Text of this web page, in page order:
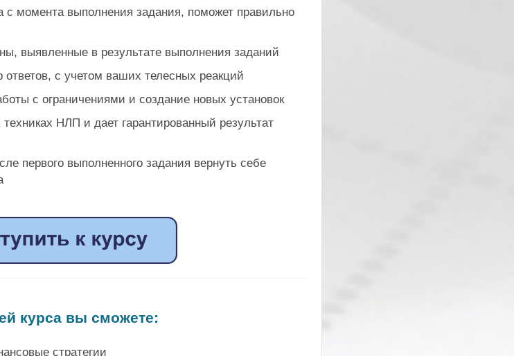
с момента выполнения задания, поможет правильно
выявленные в результате выполнения заданий
с учетом ваших телесных реакций
с ограничениями и создание новых установок
НЛП и дает гарантированный результат
первого выполненного задания вернуть себе
курса вы сможете:
стратегии